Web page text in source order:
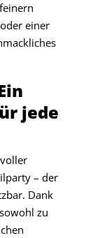
einer
jede
– der
Dank
zu